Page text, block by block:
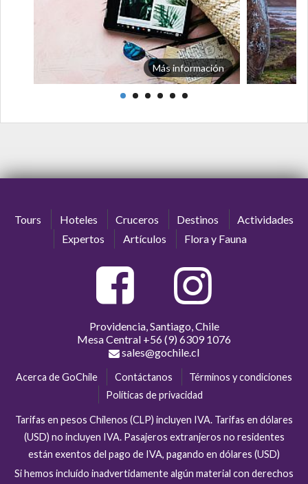
Más información
Tours Hoteles Cruceros Destinos
Actividades
Expertos
Artículos Flora y Fauna
Providencia, Santiago, Chile
Mesa Central +56 (9) 6309 1076
sales@gochile.cl
Acerca de GoChile Contáctanos
Términos y condiciones
Políticas de privacidad
Tarifas en pesos Chilenos (CLP) incluyen IVA. Tarifas en dólares
(USD) no incluyen IVA. Pasajeros extranjeros no residentes
están exentos del pago de IVA, pagando en dólares (USD)
Si hemos incluído inadvertidamente algún material con derechos